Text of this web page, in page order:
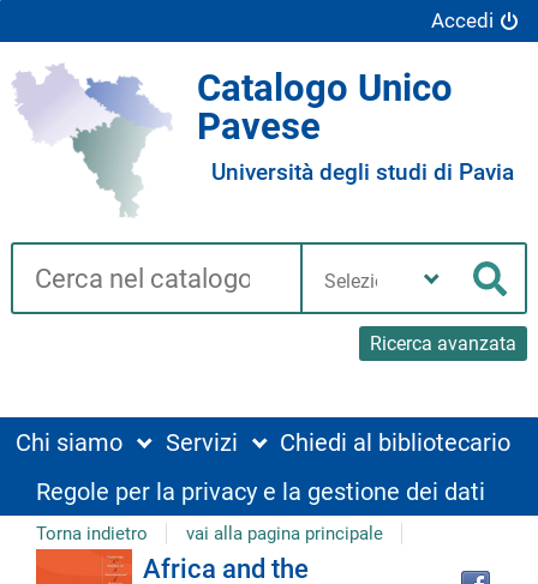
Accedi
Catalogo Unico
Pavese
Università degli studi di Pavia
Cerca su "Catalogo"
Ricerca avanzata
biblioteca
Chi siamo Servizi
Chiedi al bibliotecario
Regole per la privacy e la gestione dei dati
Torna indietro vai alla pagina principale
Africa and the